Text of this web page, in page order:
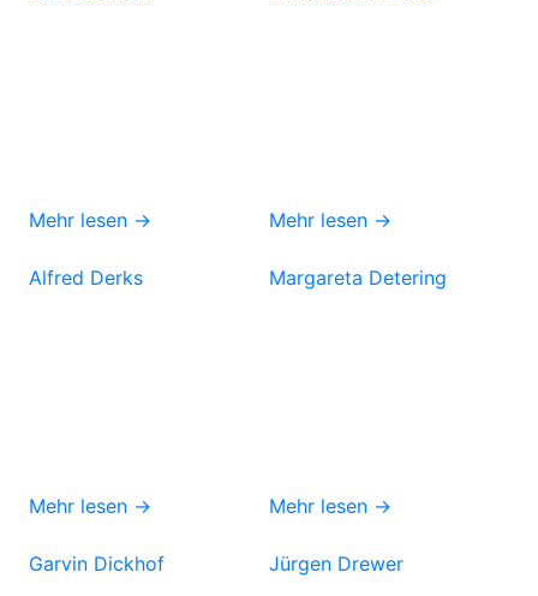
Mehr lesen → Mehr lesen →
Alfred Derks
Mehr lesen →
Margareta Detering
Mehr lesen →
Garvin Dickhof Jürgen Drewer